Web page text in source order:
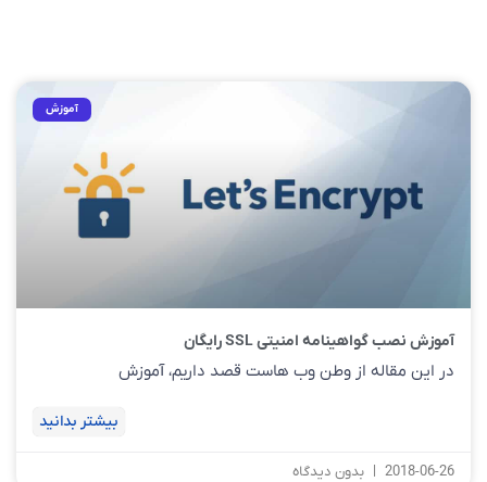
آموزش
آموزش نصب گواهینامه امنیتی SSL رایگان
در این مقاله از وطن وب هاست قصد داریم، آموزش
بیشتر بدانید
2018-06-26 بدون دیدگاه